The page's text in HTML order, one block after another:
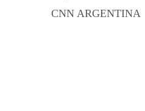
CNN ARGENTINA